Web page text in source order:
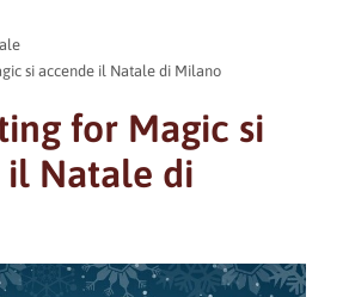
si accende il Natale di Milano
for Magic si
il Natale di